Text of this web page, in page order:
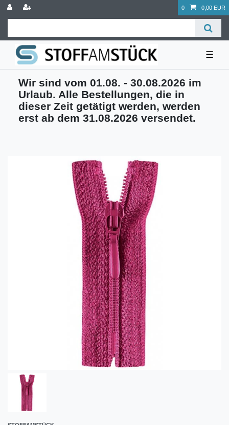
0 0,00 EUR
☰
Wir sind vom 01.08. - 30.08.2026 im
Urlaub. Alle Bestellungen, die in
dieser Zeit getätigt werden, werden
erst ab dem 31.08.2026 versendet.